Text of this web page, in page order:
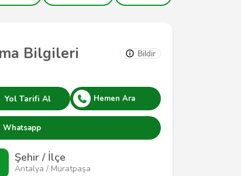
Bilgileri Bildir
Yol Tarifi Al Hemen Ara
Whatsapp
Şehir / İlçe
Antalya / Muratpaşa